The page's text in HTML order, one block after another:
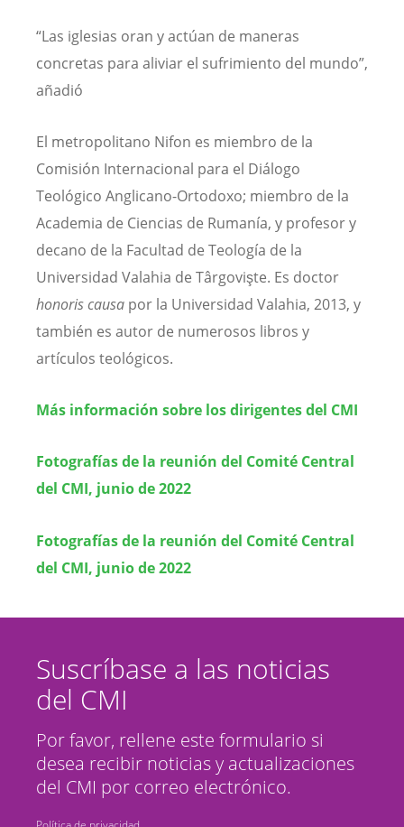
“Las iglesias oran y actúan de maneras
concretas para aliviar el sufrimiento del mundo”,
añadió
El metropolitano Nifon es miembro de la
Comisión Internacional para el Diálogo
Teológico Anglicano-Ortodoxo; miembro de la
Academia de Ciencias de Rumanía, y profesor y
decano de la Facultad de Teología de la
Universidad Valahia de Târgovişte. Es doctor
honoris causa por la Universidad Valahia, 2013, y
también es autor de numerosos libros y
artículos teológicos.
Más información sobre los dirigentes del CMI
Fotografías de la reunión del Comité Central
del CMI, junio de 2022
Fotografías de la reunión del Comité Central
del CMI, junio de 2022
Suscríbase a las noticias
del CMI
Por favor, rellene este formulario si
desea recibir noticias y actualizaciones
del CMI por correo electrónico.